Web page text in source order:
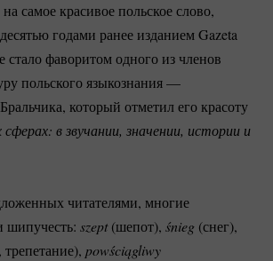
самое красивое польское слово,
годами ранее изданием Gazeta
фаворитом одного из членов
польского языкознания —
который отметил его красоту
сферах: в звучании, значении, истории и
читателями, многие
шипучесть: szept(шепот), śnieg (снег),
powściągliwy